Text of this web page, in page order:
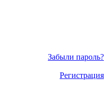
Забыли пароль?
Регистрация